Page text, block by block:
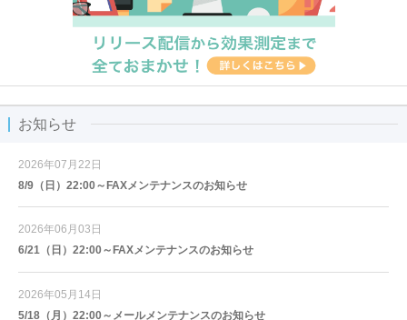
お知らせ
2026年07月22日
8/9（日）22:00～FAXメンテナンスのお知らせ
2026年06月03日
6/21（日）22:00～FAXメンテナンスのお知らせ
2026年05月14日
5/18（月）22:00～メールメンテナンスのお知らせ